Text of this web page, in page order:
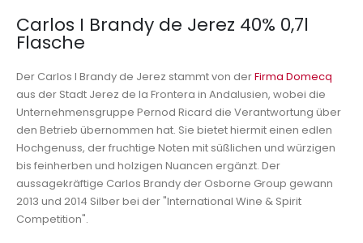
Carlos I Brandy de Jerez 40% 0,7l
Flasche
Der Carlos I Brandy de Jerez stammt von derFirma Domecq
aus der Stadt Jerez de la Frontera in Andalusien, wobei die
Unternehmensgruppe Pernod Ricard die Verantwortung über
den Betrieb übernommen hat. Sie bietet hiermit einen edlen
Hochgenuss, der fruchtige Noten mit süßlichen und würzigen
bis feinherben und holzigen Nuancen ergänzt. Der
aussagekräftige Carlos Brandy der Osborne Group gewann
2013 und 2014 Silber bei der "International Wine & Spirit
Competition".